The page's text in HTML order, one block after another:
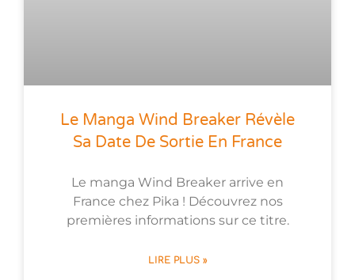
Le Manga Wind Breaker Révèle
Sa Date De Sortie En France
Le manga Wind Breaker arrive en
France chez Pika ! Découvrez nos
premières informations sur ce titre.
LIRE PLUS »